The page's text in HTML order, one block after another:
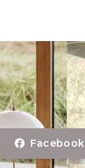
Facebook